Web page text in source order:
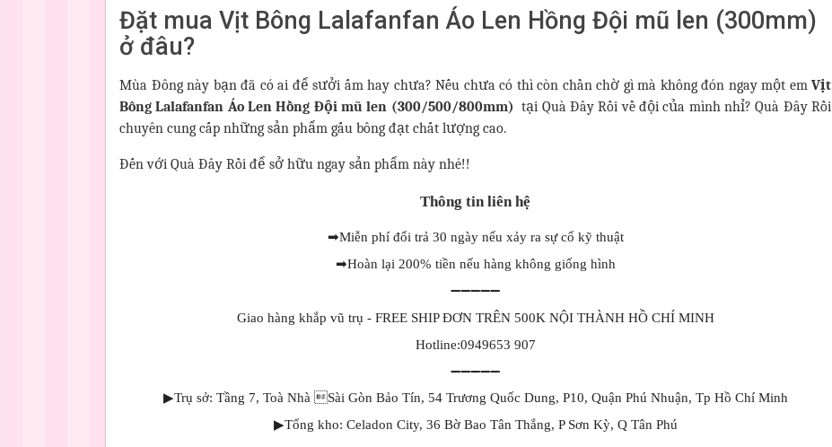
Đặt mua Vịt Bông Lalafanfan Áo Len Hồng Đội mũ len (300mm)
ở đâu?
Mùa Đông này bạn đã có ai để sưởi ấm hay chưa? Nếu chưa có thì còn chần chờ gì mà không đón ngay một em Vịt
Bông Lalafanfan Áo Len Hồng Đội mũ len (300/500/800mm) tại Quà Đây Rồi về đội của mình nhỉ? Quà Đây Rồi
chuyên cung cấp những sản phẩm gấu bông đạt chất lượng cao.
Đến với Quà Đây Rồi để sở hữu ngay sản phẩm này nhé!!
Thông tin liên hệ
➡Miễn phí đổi trả 30 ngày nếu xảy ra sự cố kỹ thuật
➡Hoàn lại 200% tiền nếu hàng không giống hình
➖➖➖➖➖
Giao hàng khắp vũ trụ - FREE SHIP ĐƠN TRÊN 500K NỘI THÀNH HỒ CHÍ MINH
Hotline:0949653 907
➖➖➖➖➖
▶Trụ sở: Tầng 7, Toà Nhà Sài Gòn Bảo Tín, 54 Trương Quốc Dung, P10, Quận Phú Nhuận, Tp Hồ Chí Minh
▶Tổng kho: Celadon City, 36 Bờ Bao Tân Thắng, P Sơn Kỳ, Q Tân Phú